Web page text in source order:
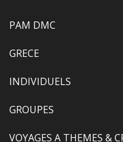
PAM DMC
GRECE
INDIVIDUELS
GROUPES
VOYAGES A THEMES &